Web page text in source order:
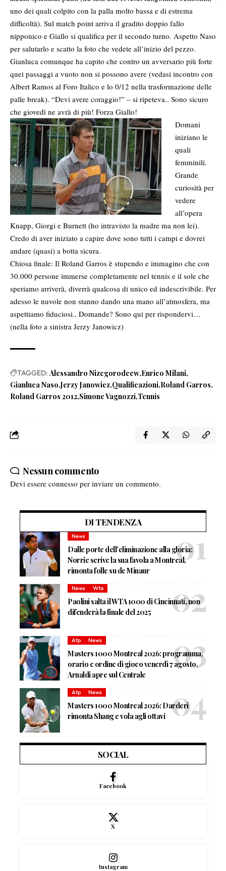
uno dei quali colpito con la palla molto bassa e di estrema
difficoltà). Sul match point arriva il gradito doppio fallo
nipponico e Giallo si qualifica per il secondo turno. Aspetto Naso
per salutarlo e scatto la foto che vedete all’inizio del pezzo.
Gianluca comunque ha capito che contro un avversario più forte
quei passaggi a vuoto non si possono avere (vedasi incontro con
Albert Ramos al Foro Italico e lo 0/12 nella trasformazione delle
palle break). “Devi avere coraggio!” – si ripeteva.. Sono sicuro
che giovedì ne avrà di più! Forza Giallo!
Domani
iniziano le
quali
femminili.
Grande
curiosità per
vedere
all’opera
Knapp, Giorgi e Burnett (ho intravisto la madre ma non lei).
Credo di aver iniziato a capire dove sono tutti i campi e dovrei
andare (quasi) a botta sicura.
Chiosa finale: Il Roland Garros è stupendo e immagino che con
30.000 persone immerse completamente nel tennis e il sole che
speriamo arriverà, diverrà qualcosa di unico ed indescrivibile. Per
adesso le nuvole non stanno dando una mano all’atmosfera, ma
aspettiamo fiduciosi.. Domande? Sono qui per rispondervi…
(nella foto a sinistra Jerzy Janowicz)
TAGGED: Alessandro Nizegorodcew Enrico Milani
Gianluca Naso Jerzy Janowicz Qualificazioni Roland Garros
Roland Garros 2012 Simone Vagnozzi Tennis
Nessun commento
Devi essere connesso per inviare un commento.
DI TENDENZA
News
Dalle porte dell’eliminazione alla gloria:
Norrie scrive la sua favola a Montreal,
rimonta folle su de Minaur
News Wta
Paolini salta il WTA 1000 di Cincinnati, non
difenderà la finale del 2025
Atp News
Masters 1000 Montreal 2026: programma,
orario e ordine di gioco venerdì 7 agosto.
Arnaldi apre sul Centrale
Atp News
Masters 1000 Montreal 2026: Darderi
rimonta Shang e vola agli ottavi
SOCIAL
Facebook
X
Instagram